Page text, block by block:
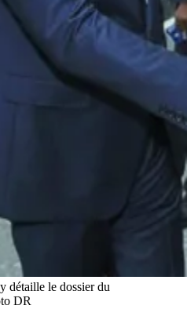
détaille le dossier du
DR